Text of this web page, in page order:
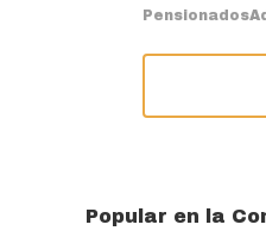
Pensionados
Popular en la